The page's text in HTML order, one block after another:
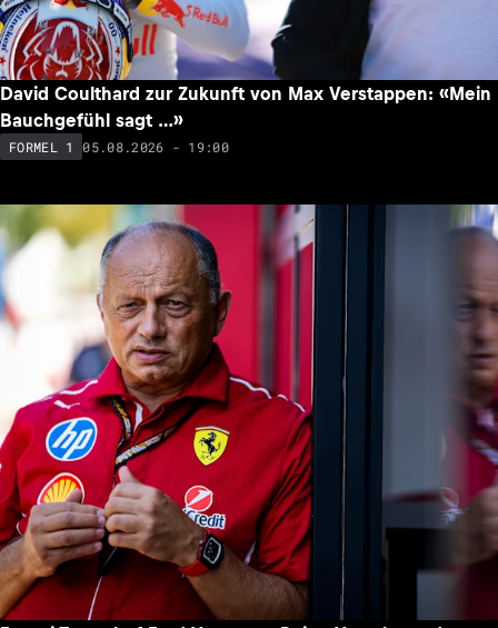
David Coulthard zur Zukunft von Max Verstappen: «Mein
Bauchgefühl sagt …»
FORMEL 1 05.08.2026 - 19:00